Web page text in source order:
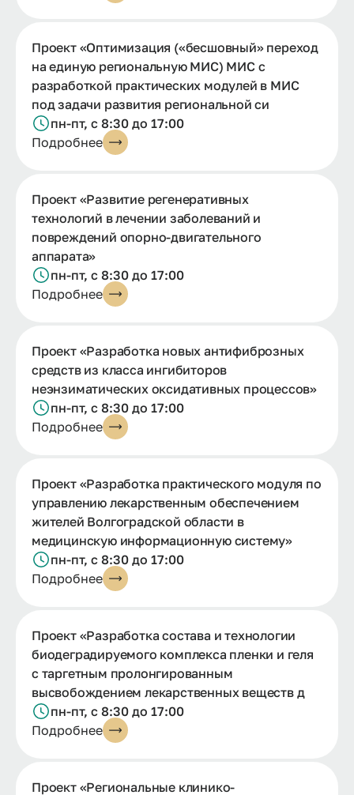
Проект «Оптимизация («бесшовный» переход
на единую региональную МИС) МИС с
разработкой практических модулей в МИС
под задачи развития региональной си
пн-пт, с 8:30 до 17:00
Подробнее
Проект «Развитие регенеративных
технологий в лечении заболеваний и
повреждений опорно-двигательного
аппарата»
пн-пт, с 8:30 до 17:00
Подробнее
Проект «Разработка новых антифиброзных
средств из класса ингибиторов
неэнзиматических оксидативных процессов»
пн-пт, с 8:30 до 17:00
Подробнее
Проект «Разработка практического модуля по
управлению лекарственным обеспечением
жителей Волгоградской области в
медицинскую информационную систему»
пн-пт, с 8:30 до 17:00
Подробнее
Проект «Разработка состава и технологии
биодеградируемого комплекса пленки и геля
с таргетным пролонгированным
высвобождением лекарственных веществ д
пн-пт, с 8:30 до 17:00
Подробнее
Проект «Региональные клинико-